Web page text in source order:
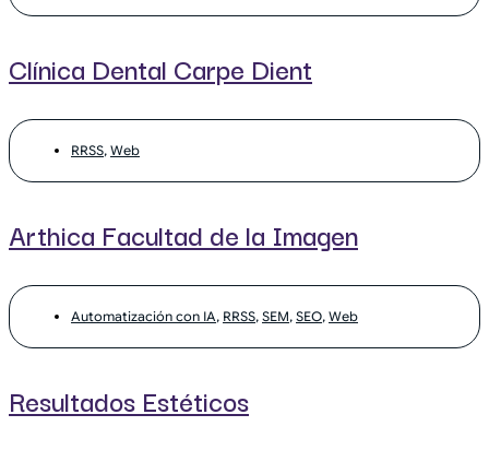
Clínica Dental Carpe Dient
RRSS, Web
Arthica Facultad de la Imagen
Automatización con IA, RRSS, SEM, SEO, Web
Resultados Estéticos